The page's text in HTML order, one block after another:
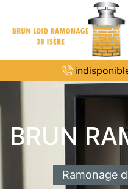
BRUN
Ramonage